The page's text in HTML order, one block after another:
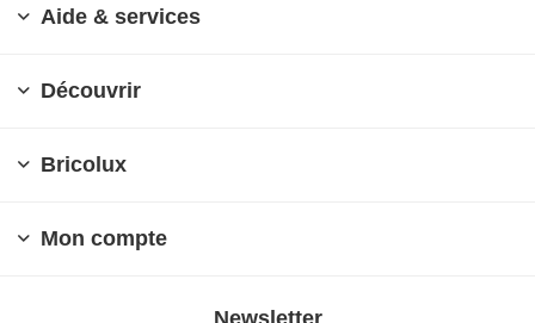
Aide & services
Découvrir
Bricolux
Mon compte
Newsletter